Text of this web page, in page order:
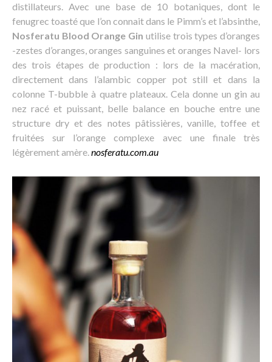
distillateurs. Avec une base de 10 botaniques, dont le
fenugrec toasté que l’on connait dans le Pimm’s et l’absinthe,
Nosferatu Blood Orange Gin utilise trois types d’oranges
-zestes d’oranges, oranges sanguines et oranges Navel- lors
des trois étapes de production : lors de la macération,
directement dans l’alambic copper pot still et dans la
colonne T-bubble à quatre plateaux. Cela donne un gin au
nez racé et puissant, belle balance en bouche entre une
structure dry et des notes pâtissières, vanille, toffee et
fruitées sur l’orange complexe avec une finale très
légèrement amère.nosferatu.com.au